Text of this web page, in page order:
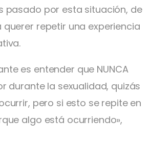
pasado por esta situación, de
querer repetir una experiencia
es entender que NUNCA
durante la sexualidad, quizás
pero si esto se repite en
algo está ocurriendo»,